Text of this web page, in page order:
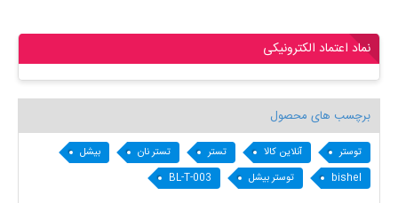
نماد اعتماد الکترونیکی
برچسب های محصول
توستر آنلاین کالا تستر تستر نان
بیشل
bishel
توستر بیشل BL-T-003